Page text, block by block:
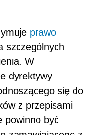
prawo
szczególnych
W
dyrektywy
się do
z przepisami
powinno być